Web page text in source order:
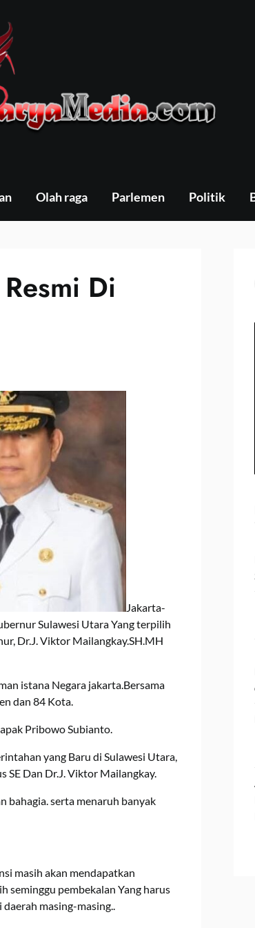
Olah raga Parlemen Politik
Di
Jakarta-
Sulawesi Utara Yang terpilih
Dr.J. Viktor Mailangkay.SH.MH
istana Negara jakarta.Bersama
dan 84 Kota.
Pribowo Subianto.
yang Baru di Sulawesi Utara,
SE Dan Dr.J. Viktor Mailangkay.
bahagia. serta menaruh banyak
masih akan mendapatkan
seminggu pembekalan Yang harus
masing-masing..